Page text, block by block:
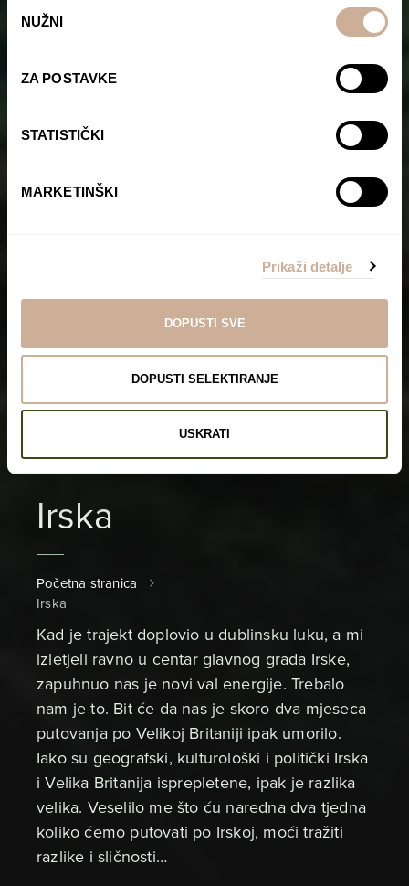
pristanka
NUŽNI
ZA POSTAVKE
STATISTIČKI
MARKETINŠKI
Prikaži detalje
DOPUSTI SVE
DOPUSTI SELEKTIRANJE
USKRATI
Irska
Početna stranica
Irska
Kad je trajekt doplovio u dublinsku luku, a mi
izletjeli ravno u centar glavnog grada Irske,
zapuhnuo nas je novi val energije. Trebalo
nam je to. Bit će da nas je skoro dva mjeseca
putovanja po Velikoj Britaniji ipak umorilo.
Iako su geografski, kulturološki i politički Irska
i Velika Britanija isprepletene, ipak je razlika
velika. Veselilo me što ću naredna dva tjedna
koliko ćemo putovati po Irskoj, moći tražiti
razlike i sličnosti…